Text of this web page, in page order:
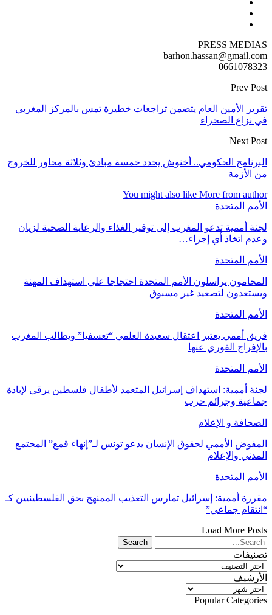
PRESS MEDIAS
barhon.hassan@gmail.com
0661078323
Prev Post
تقرير الأمين العام يتضمن تراجعات خطيرة تمس بالمركز المغربي
في نزاع الصحراء
Next Post
البرنامج الحكومي.. أخنوش يحدد خمسة مبادئ وثلاثة محاور للخروج
من الأزمة
You might also like More from author
الأمم المتحدة
لجنة أممية تدعو المغرب إلى توفير الغذاء والرعاية الصحية لزيان
وعدم اتخاذ أي إجراء…
الأمم المتحدة
المحامون يراسلون الأمم المتحدة احتجاجا على استهداف المهنة
ويستعدون لتصعيد غير مسبوق
الأمم المتحدة
فريق أممي يعتبر اعتقال سعيدة العلمي “تعسفيا” ويطالب المغرب
بالإفراج الفوري عنها
الأمم المتحدة
لجنة أممية: استهداف إسرائيل المتعمد لأطفال فلسطين يرقى لإبادة
جماعية وجرائم حرب
الصحافة و الإعلام
المفوض الأممي لحقوق الإنسان يدعو تونس لـ”إنهاء قمع” المجتمع
المدني والإعلام
الأمم المتحدة
مقررة أممية: إسرائيل تمارس التعذيب الممنهج بحق الفلسطينيين كـ
“انتقام جماعي”
Load More Posts
تصنيفات
تصنيفات
الأرشيف
الأرشيف
Popular Categories